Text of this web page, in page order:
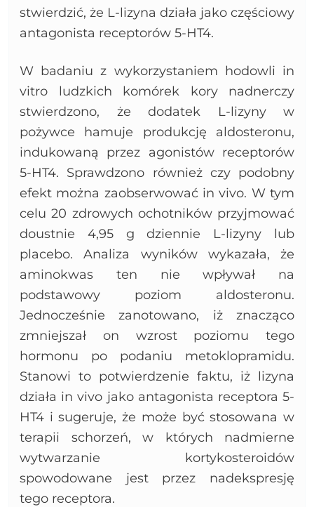
stwierdzić, że L-lizyna działa jako częściowy
antagonista receptorów 5-HT4.
W badaniu z wykorzystaniem hodowli in
vitro ludzkich komórek kory nadnerczy
stwierdzono, że dodatek L-lizyny w
pożywce hamuje produkcję aldosteronu,
indukowaną przez agonistów receptorów
5-HT4. Sprawdzono również czy podobny
efekt można zaobserwować in vivo. W tym
celu 20 zdrowych ochotników przyjmować
doustnie 4,95 g dziennie L-lizyny lub
placebo. Analiza wyników wykazała, że
aminokwas ten nie wpływał na
podstawowy poziom aldosteronu.
Jednocześnie zanotowano, iż znacząco
zmniejszał on wzrost poziomu tego
hormonu po podaniu metoklopramidu.
Stanowi to potwierdzenie faktu, iż lizyna
działa in vivo jako antagonista receptora 5-
HT4 i sugeruje, że może być stosowana w
terapii schorzeń, w których nadmierne
wytwarzanie kortykosteroidów
spowodowane jest przez nadekspresję
tego receptora.